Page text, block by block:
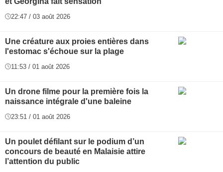
22:47 / 03 août 2026
Une créature aux proies entières dans
l'estomac s'échoue sur la plage
11:53 / 01 août 2026
Un drone filme pour la première fois la
naissance intégrale d'une baleine
23:51 / 01 août 2026
Un poulet défilant sur le podium d’un
concours de beauté en Malaisie attire
l’attention du public